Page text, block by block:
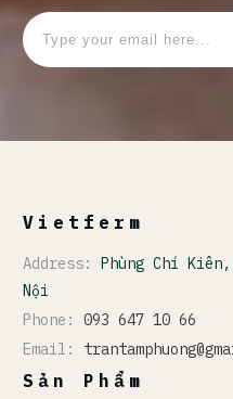
Vietferm
Address: Phùng Chí
Nội
Phone: 093 647 10 66
Email:
Sản Phẩm